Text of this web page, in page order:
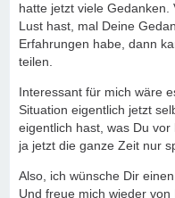
hatte jetzt viele Gedanken.
Lust hast, mal Deine
Erfahrungen habe, dann
teilen.
Interessant für mich wäre
Situation eigentlich jetzt
eigentlich hast, was Du
ja jetzt die ganze Zeit nur
Also, ich wünsche Dir
Und freue mich wieder von